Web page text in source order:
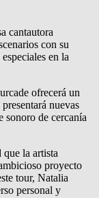
cantautora
con su
en la
ofrecerá un
nuevas
sonoro de cercanía
la artista
proyecto
tour, Natalia
personal y